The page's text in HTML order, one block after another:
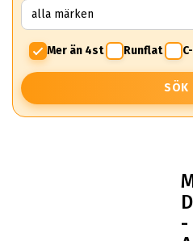
Mer än 4st Runflat
SÖK
-